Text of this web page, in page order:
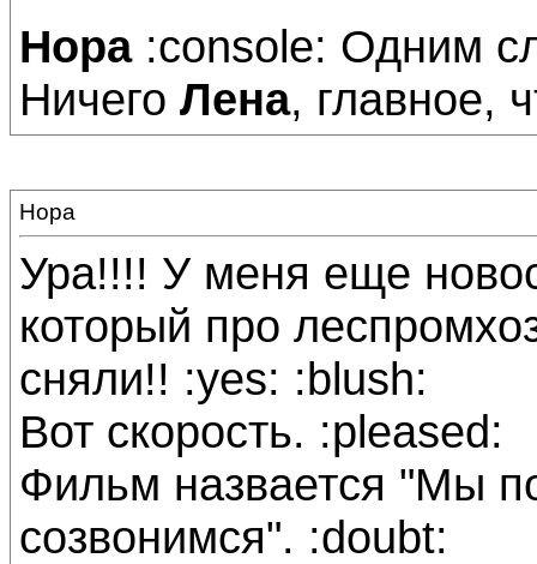
Нора:console: Одним
Ничего Лена, главное,
Нора
Ура!!!! У меня еще
который про
сняли!! :yes: :blush:
Вот скорость. :pleased:
Фильм назвается "Мы
созвонимся". :doubt: